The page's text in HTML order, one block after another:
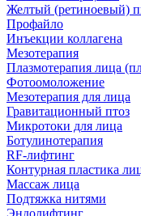
Желтый (ретиноевый)
Профайло
Инъекции коллагена
Мезотерапия
Плазмотерапия лица
Фотоомоложение
Мезотерапия для лица
Гравитационный птоз
Микротоки для лица
Ботулинотерапия
RF-лифтинг
Контурная пластика
Массаж лица
Подтяжка нитями
Эндолифтинг